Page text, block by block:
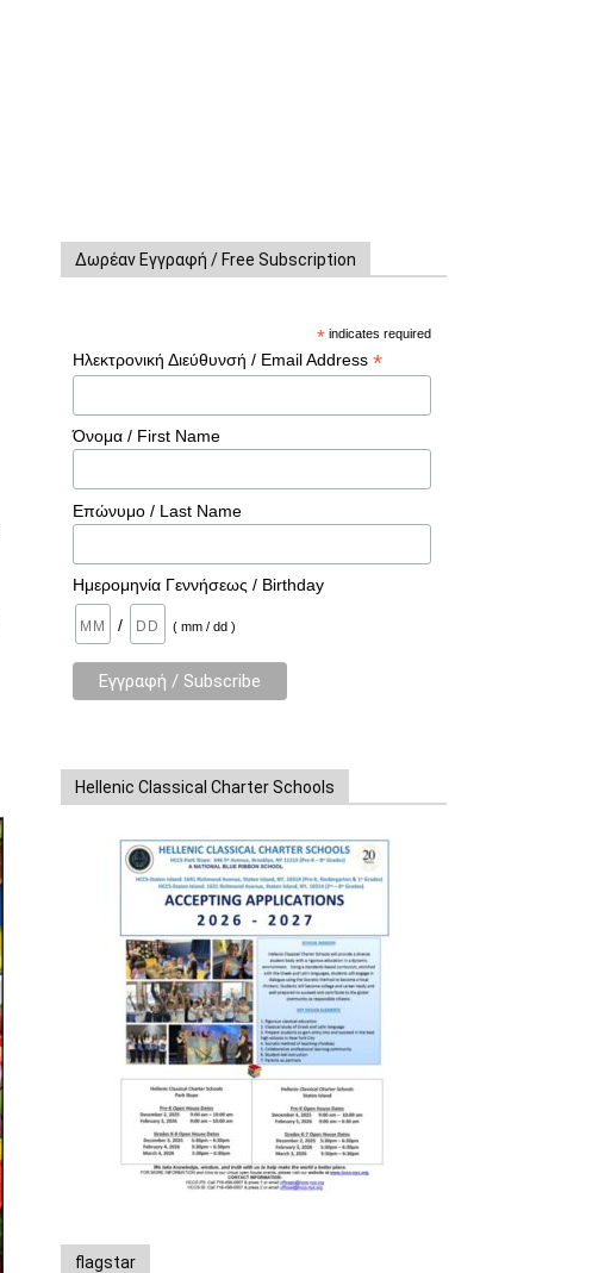
Δωρέαν Εγγραφή / Free Subscription
* indicates required
Ηλεκτρονική Διεύθυνσή / Email Address *
Όνομα / First Name
Επώνυμο / Last Name
Ημερομηνία Γεννήσεως / Birthday
/ ( mm / dd )
Hellenic Classical Charter Schools
flagstar